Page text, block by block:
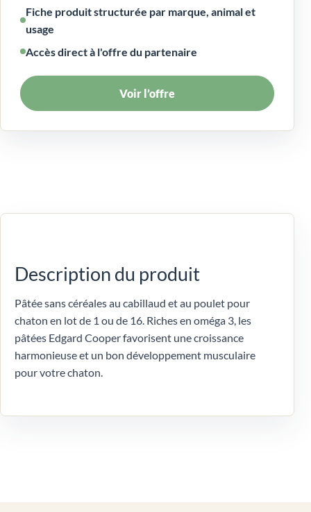
Fiche produit structurée par marque, animal et
usage
Accès direct à l'offre du partenaire
Voir l’offre
Description du produit
Pâtée sans céréales au cabillaud et au poulet pour
chaton en lot de 1 ou de 16. Riches en oméga 3, les
pâtées Edgard Cooper favorisent une croissance
harmonieuse et un bon développement musculaire
pour votre chaton.